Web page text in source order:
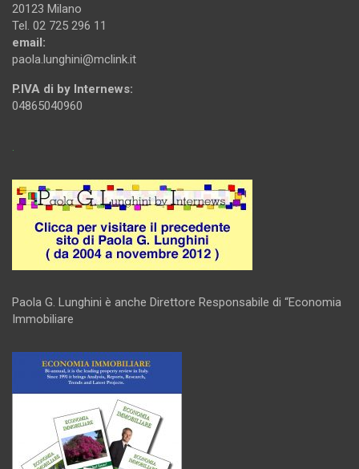
20123 Milano
Tel. 02 725 296 11
email:
paola.lunghini@mclink.it
P.IVA di by Internews:
04865040960
.
Paola G. Lunghini è anche Direttore Responsabile di “Economia
Immobiliare